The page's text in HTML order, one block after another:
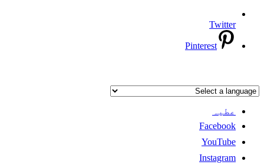
Twitter
Pinterest
عطیہ
Facebook
YouTube
Instagram